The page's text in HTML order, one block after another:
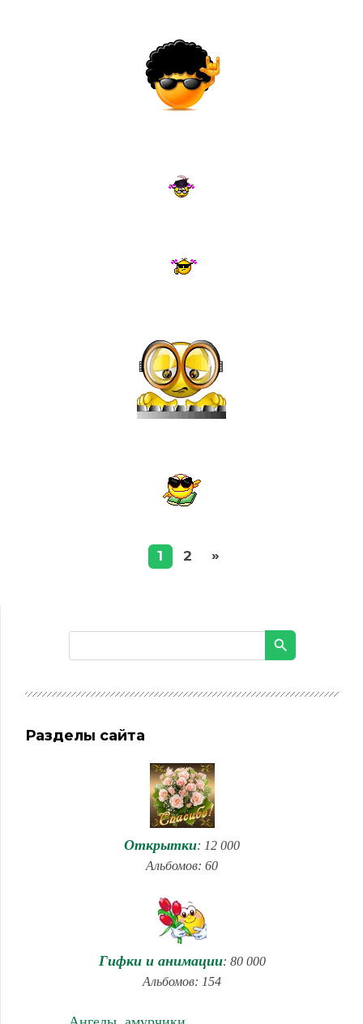
1 2 »
Разделы сайта
Открытки: 12 000
Альбомов: 60
Гифки и анимации: 80 000
Альбомов: 154